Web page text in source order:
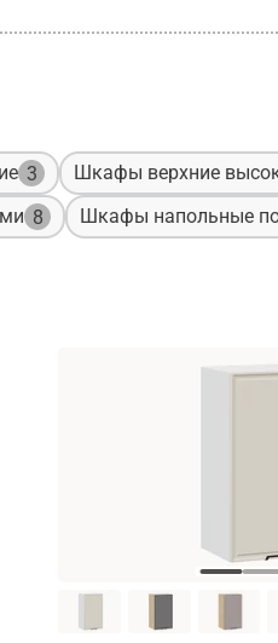
3 Шкафы верхние
8 Шкафы напольные